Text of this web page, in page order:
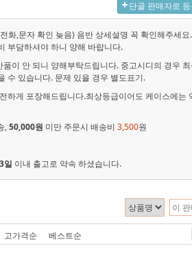
단골 판매자로 등
화,문자 확인 늦음) 음반 상세설명 꼭 확인해주세
부담하셔야 하니 양해 바랍니다.
이 안 되니 양해부탁드립니다. 중고시디의 경우
수 있습니다. 문제 있을 경우 별도표기.
하게 포장해드립니다.최상등급이어도 케이스에는
,50,000원 미만 주문시 배송비 3,500원
3일 이내 출고로 약속 하셨습니다.
고가격순 베스트순